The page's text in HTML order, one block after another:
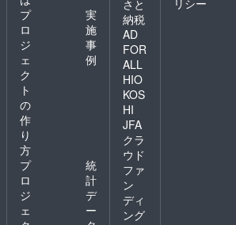
から。
プ
ロ
ジ
ェ
ク
ト
の
作
り
方
実
施
事
例
プ
ロ
ジ
ェ
統
計
デ
ー
さと
納税
AD
FOR
ALL
HIO
KOS
HI
JFA
クラ
ウド
ファ
ン
ディ
ング